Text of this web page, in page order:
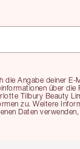
die Angabe deiner
über die
Tilbury Beauty
zu. Weitere
Daten